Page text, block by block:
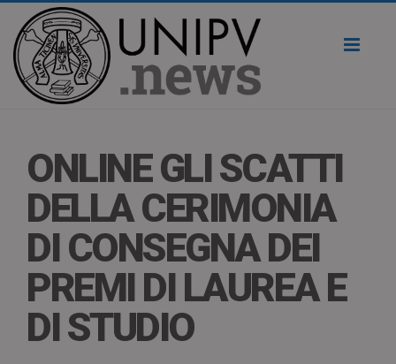
ONLINE GLI SCATTI
DELLA CERIMONIA
DI CONSEGNA DEI
PREMI DI LAUREA E
DI STUDIO